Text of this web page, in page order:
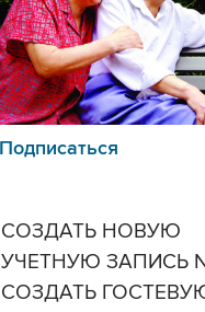
Подписаться
СОЗДАТЬ НОВУЮ
УЧЕТНУЮ ЗАПИСЬ
СОЗДАТЬ